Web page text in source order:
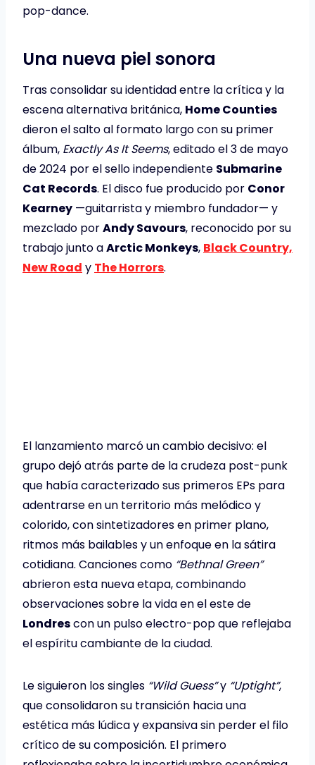
pop-dance.
Una nueva piel sonora
Tras consolidar su identidad entre la crítica y la
escena alternativa británica, Home Counties
dieron el salto al formato largo con su primer
álbum, Exactly As It Seems, editado el 3 de mayo
de 2024 por el sello independiente Submarine
Cat Records. El disco fue producido por Conor
Kearney —guitarrista y miembro fundador— y
mezclado porAndy Savours, reconocido por su
trabajo junto aArctic Monkeys, Black Country,
New Road y The Horrors.
El lanzamiento marcó un cambio decisivo: el
grupo dejó atrás parte de la crudeza post-punk
que había caracterizado sus primeros EPs para
adentrarse en un territorio más melódico y
colorido, con sintetizadores en primer plano,
ritmos más bailables y un enfoque en la sátira
cotidiana. Canciones como “Bethnal Green”
abrieron esta nueva etapa, combinando
observaciones sobre la vida en el este de
Londrescon un pulso electro-pop que reflejaba
el espíritu cambiante de la ciudad.
Le siguieron los singles “Wild Guess”y “Uptight”,
que consolidaron su transición hacia una
estética más lúdica y expansiva sin perder el filo
crítico de su composición. El primero